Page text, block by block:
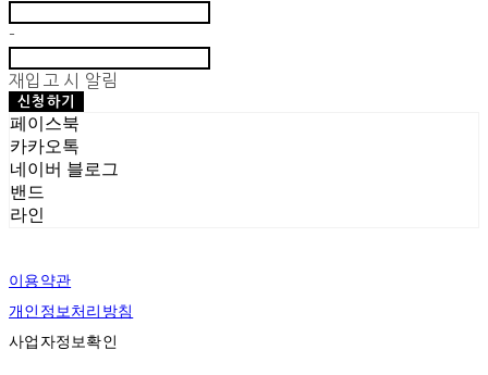
-
재입고 시 알림
신청하기
페이스북
카카오톡
네이버 블로그
밴드
라인
이용약관
개인정보처리방침
사업자정보확인